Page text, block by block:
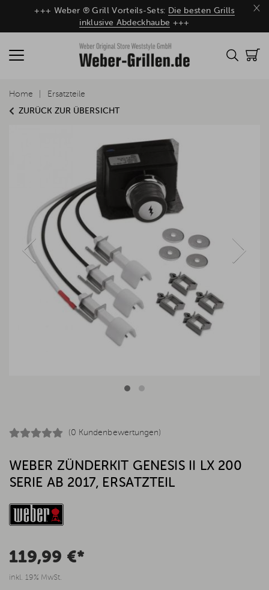
×
+++ Weber ® Grill Vorteils-Sets: Die besten Grills
inklusive Abdeckhaube +++
ZURÜCK ZUR ÜBERSICHT
Home Ersatzteile
(0 Kundenbewertungen)
WEBER ZÜNDERKIT GENESIS II LX 200
SERIE AB 2017, ERSATZTEIL
119,99 €*
inkl. 19% MwSt.